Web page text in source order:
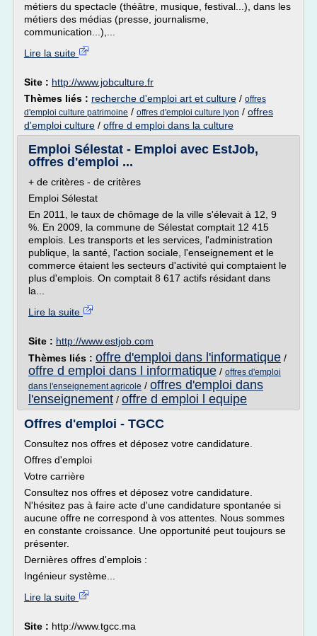
métiers du spectacle (théâtre, musique, festival...), dans les
métiers des médias (presse, journalisme,
communication...),...
Lire la suite
Site : http://www.jobculture.fr
Thèmes liés : recherche d'emploi art et culture / offres
d'emploi culture patrimoine / offres d'emploi culture lyon / offres
d'emploi culture / offre d emploi dans la culture
Emploi Sélestat - Emploi avec EstJob,
offres d'emploi ...
+ de critères - de critères
Emploi Sélestat
En 2011, le taux de chômage de la ville s'élevait à 12, 9
%. En 2009, la commune de Sélestat comptait 12 415
emplois. Les transports et les services, l'administration
publique, la santé, l'action sociale, l'enseignement et le
commerce étaient les secteurs d'activité qui comptaient le
plus d'emplois. On comptait 8 617 actifs résidant dans
la...
Lire la suite
Site : http://www.estjob.com
Thèmes liés : offre d'emploi dans l'informatique /
offre d emploi dans l informatique / offres d'emploi
dans l'enseignement agricole / offres d'emploi dans
l'enseignement / offre d emploi l equipe
Offres d'emploi - TGCC
Consultez nos offres et déposez votre candidature.
Offres d'emploi
Votre carrière
Consultez nos offres et déposez votre candidature.
N'hésitez pas à faire acte d'une candidature spontanée si
aucune offre ne correspond à vos attentes. Nous sommes
en constante croissance. Une opportunité peut toujours se
présenter.
Dernières offres d'emplois :
Ingénieur système...
Lire la suite
Site : http://www.tgcc.ma